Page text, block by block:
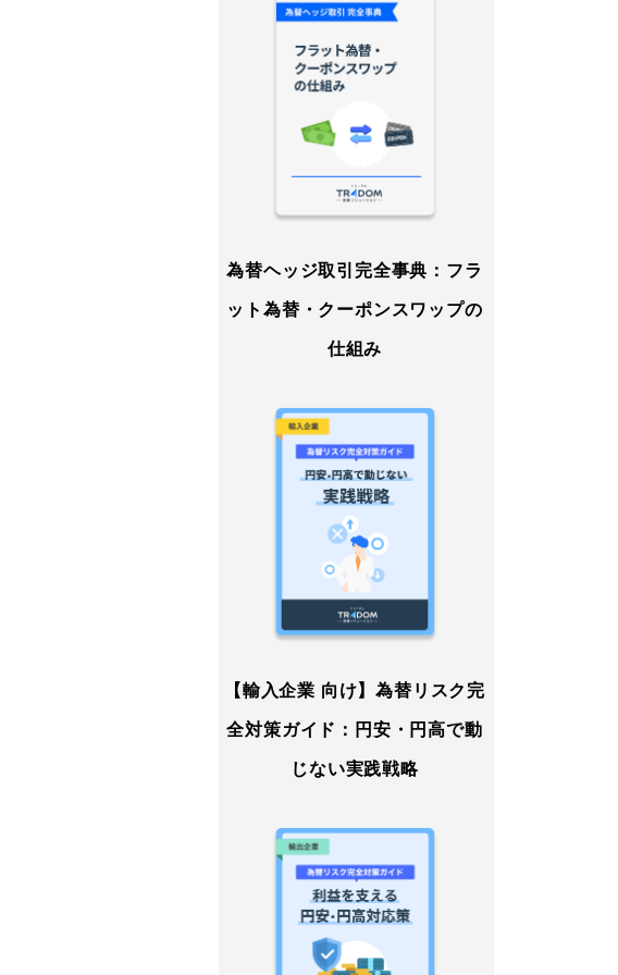
為替ヘッジ取引完全事典：フラ
ット為替・クーポンスワップの
仕組み
【輸入企業 向け】為替リスク完
全対策ガイド：円安・円高で動
じない実践戦略